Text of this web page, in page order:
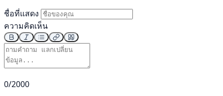
ชื่อที่แสดง
ความคิดเห็น
0/2000